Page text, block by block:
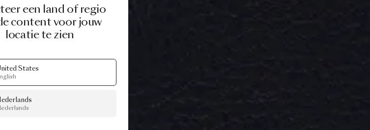
een land of regio
content voor jouw
locatie te zien
States